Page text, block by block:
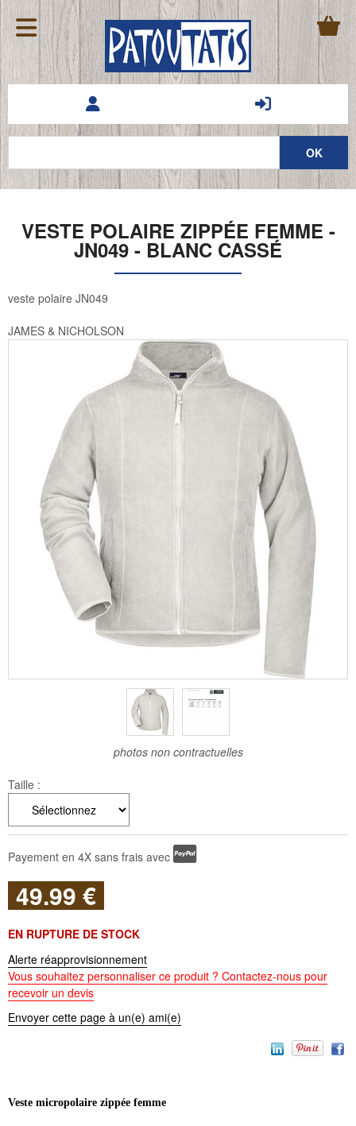
VESTE POLAIRE ZIPPÉE FEMME -
JN049 - BLANC CASSÉ
veste polaire JN049
JAMES & NICHOLSON
photos non contractuelles
Taille :
Payement en 4X sans frais avec
49.99 €
EN RUPTURE DE STOCK
Alerte réapprovisionnement
Vous souhaitez personnaliser ce produit ? Contactez-nous pour
recevoir un devis
Envoyer cette page à un(e) ami(e)
Veste micropolaire zippée femme